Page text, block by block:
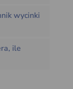
wycinki
ile